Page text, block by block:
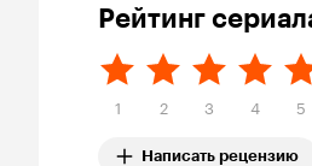
Рейтинг
1 2 3 4 5
Написать рецензию